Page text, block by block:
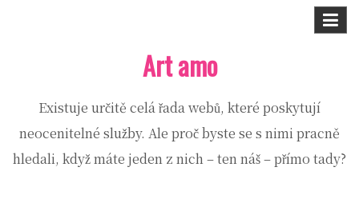
Art amo
Existuje určitě celá řada webů, které poskytují
neocenitelné služby. Ale proč byste se s nimi pracně
hledali, když máte jeden z nich – ten náš – přímo tady?